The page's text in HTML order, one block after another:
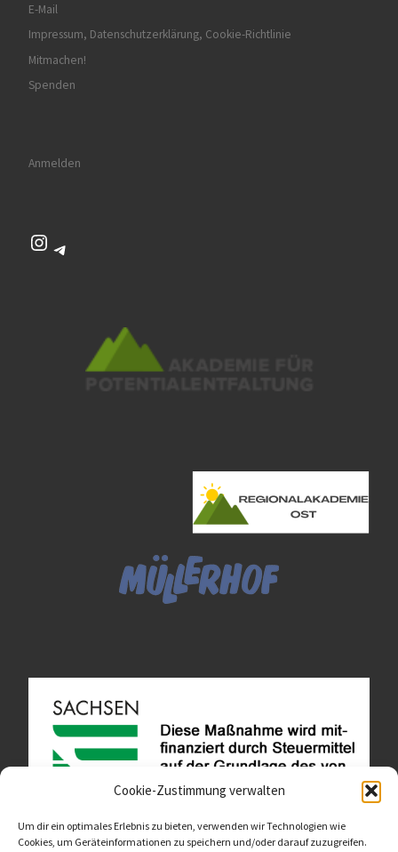
Cookie-Zustimmung verwalten
Um dir ein optimales Erlebnis zu bieten, verwenden wir Technologien wie
Cookies, um Geräteinformationen zu speichern und/oder darauf zuzugreifen.
E-Mail
Impressum, Datenschutzerklärung, Cookie-Richtlinie
Mitmachen!
Spenden
Anmelden
Instagram
Telegram